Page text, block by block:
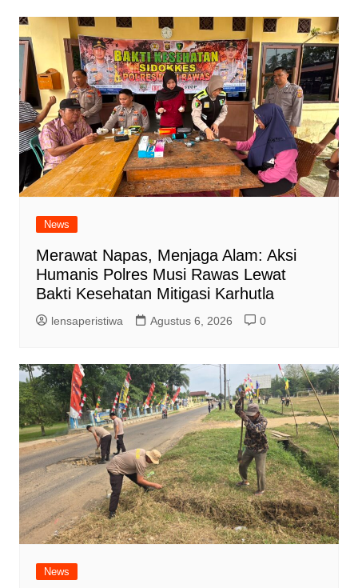
News
Merawat Napas, Menjaga Alam: Aksi
Humanis Polres Musi Rawas Lewat
Bakti Kesehatan Mitigasi Karhutla
lensaperistiwa Agustus 6, 2026 0
News